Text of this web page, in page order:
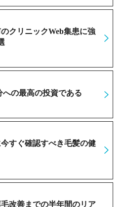
のクリニックWeb集患に強
の最高の投資である
すぐ確認すべき毛髪の健
改善までの半年間のリア